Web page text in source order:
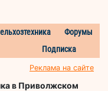
Форумы
Подписка
Реклама на сайте
в Приволжском